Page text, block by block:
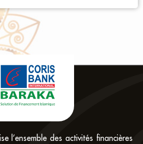
l’ensemble des activités financières